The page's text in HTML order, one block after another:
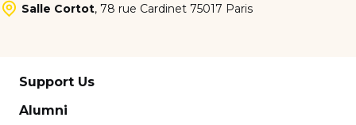
Salle Cortot, 78 rue Cardinet 75017 Paris
Support Us
Alumni